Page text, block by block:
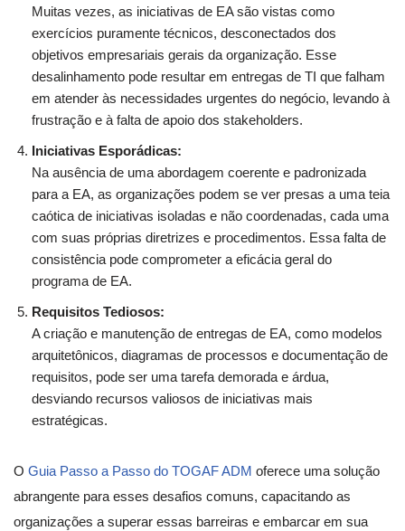
Muitas vezes, as iniciativas de EA são vistas como
exercícios puramente técnicos, desconectados dos
objetivos empresariais gerais da organização. Esse
desalinhamento pode resultar em entregas de TI que falham
em atender às necessidades urgentes do negócio, levando à
frustração e à falta de apoio dos stakeholders.
Iniciativas Esporádicas:
Na ausência de uma abordagem coerente e padronizada
para a EA, as organizações podem se ver presas a uma teia
caótica de iniciativas isoladas e não coordenadas, cada uma
com suas próprias diretrizes e procedimentos. Essa falta de
consistência pode comprometer a eficácia geral do
programa de EA.
Requisitos Tediosos:
A criação e manutenção de entregas de EA, como modelos
arquitetônicos, diagramas de processos e documentação de
requisitos, pode ser uma tarefa demorada e árdua,
desviando recursos valiosos de iniciativas mais
estratégicas.
O Guia Passo a Passo do TOGAF ADM oferece uma solução
abrangente para esses desafios comuns, capacitando as
organizações a superar essas barreiras e embarcar em sua